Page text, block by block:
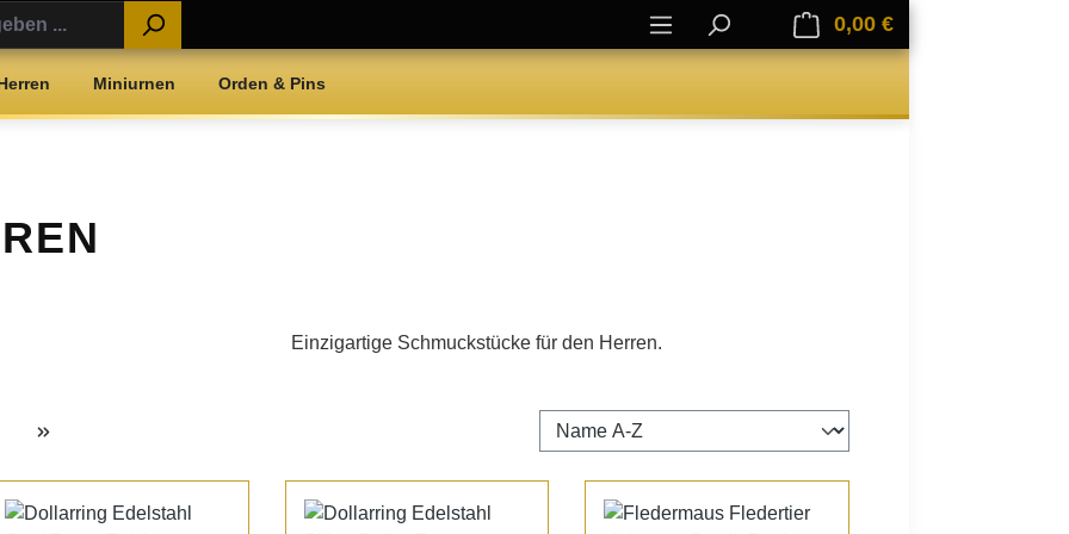
0,00 €Warenkorb enthält
Miniurnen Orden & Pins
Einzigartige Schmuckstücke für den Herren.